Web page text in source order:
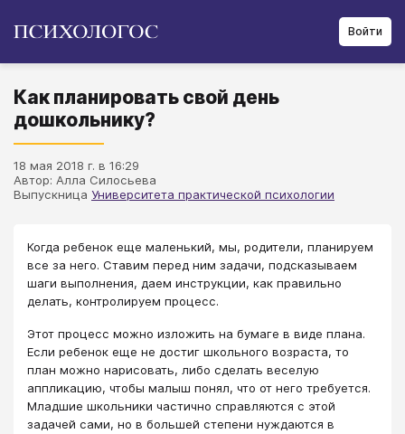
Войти
Как планировать свой день
дошкольнику?
18 мая 2018 г. в 16:29
Автор: Алла Силосьева
Выпускница Университета практической психологии
Когда ребенок еще маленький, мы, родители, планируем
все за него. Ставим перед ним задачи, подсказываем
шаги выполнения, даем инструкции, как правильно
делать, контролируем процесс.
Этот процесс можно изложить на бумаге в виде плана.
Если ребенок еще не достиг школьного возраста, то
план можно нарисовать, либо сделать веселую
аппликацию, чтобы малыш понял, что от него требуется.
Младшие школьники частично справляются с этой
задачей сами, но в большей степени нуждаются в